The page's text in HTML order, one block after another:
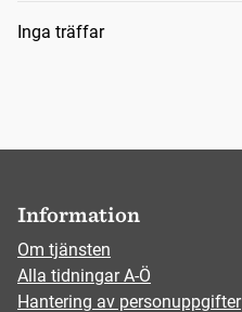
Sökresultat
Inga träffar
Information
Om tjänsten
Alla tidningar A-Ö
Hantering av personuppgifter